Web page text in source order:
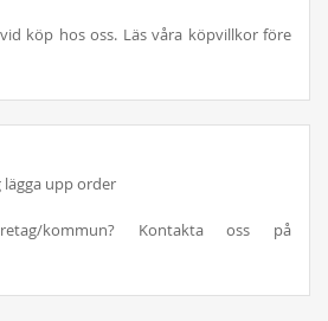
köp hos oss. Läs våra köpvillkor före
lägga upp order
kommun? Kontakta oss på